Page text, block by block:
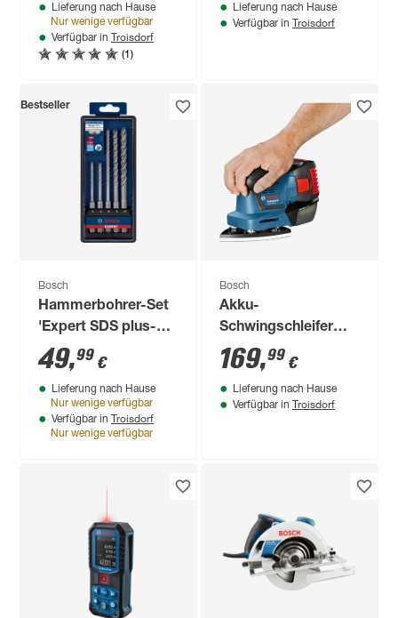
Akku, Ø 85 mm
Lieferung nach Hause
Nur wenige verfügbar
Verfügbar in Troisdorf
(1)
Lieferung nach Hause
Verfügbar in Troisdorf
Bestseller
Bosch
Hammerbohrer-Set
'Expert SDS plus-7X'
Ø 5-10 mm 5-teilig
49,99 €
Lieferung nach Hause
Nur wenige verfügbar
Verfügbar in Troisdorf
Nur wenige verfügbar
Bosch
Akku-
Schwingschleifer
'GSS 18V-10' mit
Transportbox
169,99 €
Lieferung nach Hause
Verfügbar in Troisdorf